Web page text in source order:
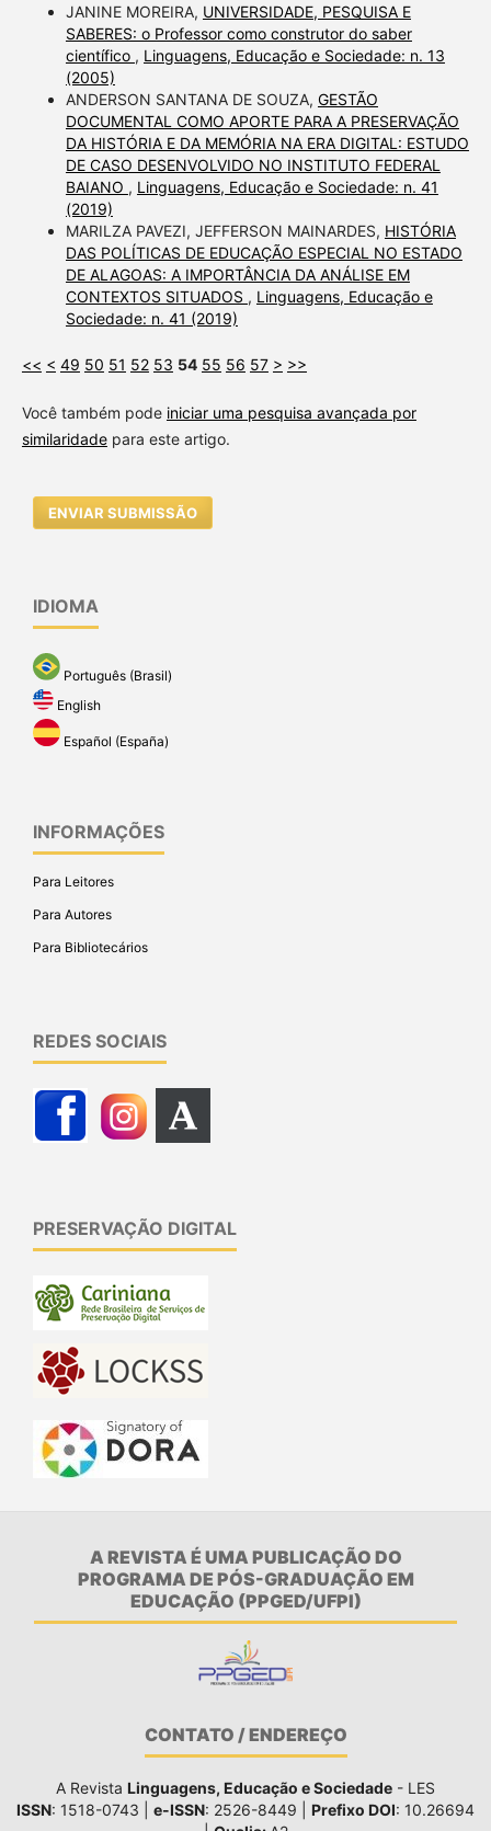
JANINE MOREIRA, UNIVERSIDADE, PESQUISA E
SABERES: o Professor como construtor do saber
científico , Linguagens, Educação e Sociedade: n. 13
(2005)
ANDERSON SANTANA DE SOUZA, GESTÃO
DOCUMENTAL COMO APORTE PARA A PRESERVAÇÃO
DA HISTÓRIA E DA MEMÓRIA NA ERA DIGITAL: ESTUDO
DE CASO DESENVOLVIDO NO INSTITUTO FEDERAL
BAIANO , Linguagens, Educação e Sociedade: n. 41
(2019)
MARILZA PAVEZI, JEFFERSON MAINARDES, HISTÓRIA
DAS POLÍTICAS DE EDUCAÇÃO ESPECIAL NO ESTADO
DE ALAGOAS: A IMPORTÂNCIA DA ANÁLISE EM
CONTEXTOS SITUADOS , Linguagens, Educação e
Sociedade: n. 41 (2019)
<< < 49 50 51 52 53 54 55 56 57 > >>
Você também pode iniciar uma pesquisa avançada por
similaridadepara este artigo.
ENVIAR SUBMISSÃO
IDIOMA
Português (Brasil)
English
Español (España)
INFORMAÇÕES
Para Leitores
Para Autores
Para Bibliotecários
REDES SOCIAIS
PRESERVAÇÃO DIGITAL
A REVISTA É UMA PUBLICAÇÃO DO
PROGRAMA DE PÓS-GRADUAÇÃO EM
EDUCAÇÃO (PPGED/UFPI)
CONTATO / ENDEREÇO
A Revista Linguagens, Educação e Sociedade - LES
ISSN: 1518-0743 | e-ISSN: 2526-8449 | Prefixo DOI: 10.26694